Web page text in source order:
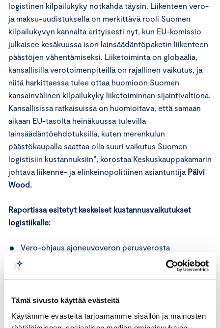
Tämä sivusto käyttää evästeitä
Käytämme evästeitä tarjoamamme sisällön ja mainosten
logistinen kilpailukyky notkahda täysin. Liikenteen vero-
ja maksu-uudistuksella on merkittävä rooli Suomen
kilpailukyvyn kannalta erityisesti nyt, kun EU-komissio
julkaisee kesäkuussa ison lainsäädäntöpaketin liikenteen
päästöjen vähentämiseksi. Liiketoiminta on globaalia,
kansallisilla verotoimenpiteillä on rajallinen vaikutus, ja
niitä harkittaessa tulee ottaa huomioon Suomen
kansainvälinen kilpailukyky liiketoiminnan sijaintivaltiona.
Kansallisissa ratkaisuissa on huomioitava, että samaan
aikaan EU-tasolta heinäkuussa tulevilla
lainsäädäntöehdotuksilla, kuten merenkulun
päästökaupalla saattaa olla suuri vaikutus Suomen
logistisiin kustannuksiin”, korostaa Keskuskauppakamarin
johtava liikenne- ja elinkeinopolitiinen asiantuntija Päivi
Wood.
Raportissa esitetyt keskeiset kustannusvaikutukset
logistiikalle:
Vero-ohjaus ajoneuvoveron perusverosta
polttoaineveroon: Hyötyliikenteelle 170 miljoonan
Dieselin polttoaineveron nostaminen bensiinin
lisälasku
vuodessailman kompensaatiota.